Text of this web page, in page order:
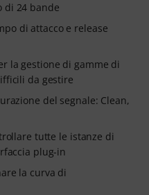
di 24 bande
di attacco e release
la gestione di gamme di
da gestire
del segnale: Clean,
tutte le istanze di
plug-in
la curva di